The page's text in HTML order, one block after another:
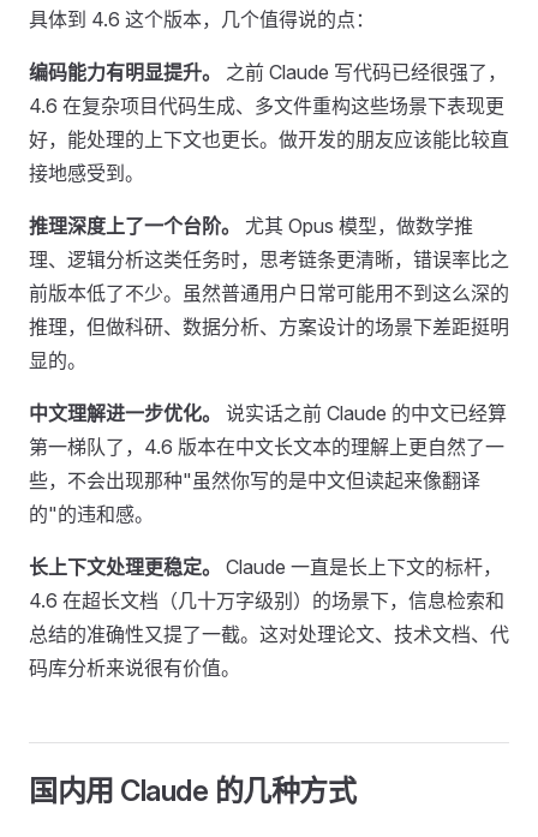
具体到 4.6 这个版本，几个值得说的点：
编码能力有明显提升。
之前 Claude 写代码已经很强了，
4.6 在复杂项目代码生成、多文件重构这些场景下表现更
好，能处理的上下文也更长。做开发的朋友应该能比较直
接地感受到。
推理深度上了一个台阶。
尤其 Opus 模型，做数学推
理、逻辑分析这类任务时，思考链条更清晰，错误率比之
前版本低了不少。虽然普通用户日常可能用不到这么深的
推理，但做科研、数据分析、方案设计的场景下差距挺明
显的。
中文理解进一步优化。
说实话之前 Claude 的中文已经算
第一梯队了，4.6 版本在中文长文本的理解上更自然了一
些，不会出现那种"虽然你写的是中文但读起来像翻译
的"的违和感。
长上下文处理更稳定。
Claude 一直是长上下文的标杆，
4.6 在超长文档（几十万字级别）的场景下，信息检索和
总结的准确性又提了一截。这对处理论文、技术文档、代
码库分析来说很有价值。
国内用 Claude 的几种方式